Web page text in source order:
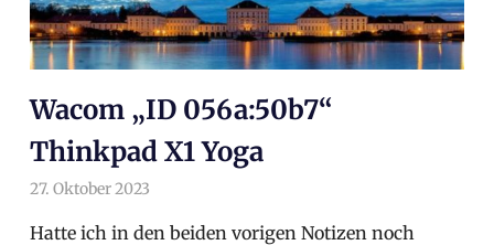
Wacom „ID 056a:50b7“
Thinkpad X1 Yoga
27. Oktober 2023
Hatte ich in den beiden vorigen Notizen noch